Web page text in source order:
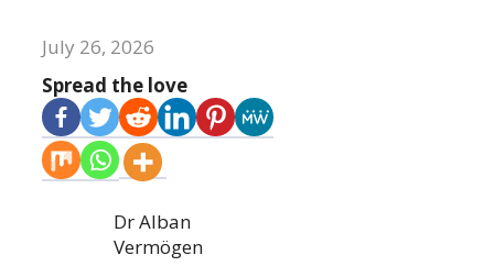
July 26, 2026
Spread the love
Dr Alban
Vermögen